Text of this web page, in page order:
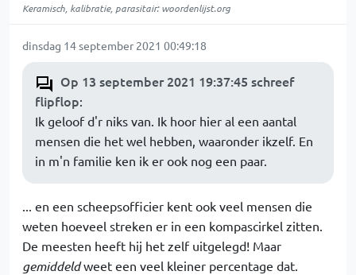
Keramisch, kalibratie, parasitair: woordenlijst.org
dinsdag 14 september 2021 00:49:18
Op 13 september 2021 19:37:45 schreef
flipflop:
Ik geloof d'r niks van. Ik hoor hier al een aantal
mensen die het wel hebben, waaronder ikzelf. En
in m'n familie ken ik er ook nog een paar.
... en een scheepsofficier kent ook veel mensen die
weten hoeveel streken er in een kompascirkel zitten.
De meesten heeft hij het zelf uitgelegd! Maar
gemiddeldweet een veel kleiner percentage dat.